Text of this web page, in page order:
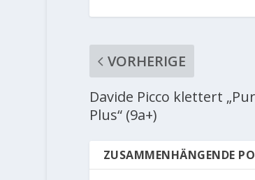
VORHERIGE
Davide Picco klettert
Plus“ (9a+)
ZUSAMMENHÄNGENDE